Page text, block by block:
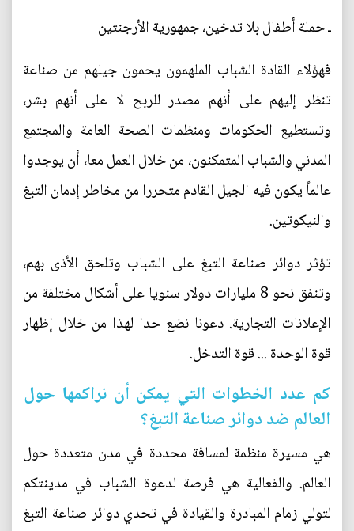
ـ حملة أطفال بلا تدخين، جمهورية الأرجنتين
فهؤلاء القادة الشباب الملهمون يحمون جيلهم من صناعة
تنظر إليهم على أنهم مصدر للربح لا على أنهم بشر،
وتستطيع الحكومات ومنظمات الصحة العامة والمجتمع
المدني والشباب المتمكنون، من خلال العمل معا، أن يوجدوا
عالماً يكون فيه الجيل القادم متحررا من مخاطر إدمان التبغ
والنيكوتين.
تؤثر دوائر صناعة التبغ على الشباب وتلحق الأذى بهم،
وتنفق نحو 8 مليارات دولار سنويا على أشكال مختلفة من
الإعلانات التجارية. دعونا نضع حدا لهذا من خلال إظهار
قوة الوحدة ... قوة التدخل.
كم عدد الخطوات التي يمكن أن نراكمها حول
العالم ضد دوائر صناعة التبغ؟
هي مسيرة منظمة لمسافة محددة في مدن متعددة حول
العالم. والفعالية هي فرصة لدعوة الشباب في مدينتكم
لتولي زمام المبادرة والقيادة في تحدي دوائر صناعة التبغ